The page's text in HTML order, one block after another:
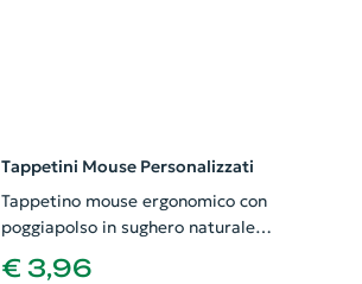
Tappetini Mouse Personalizzati
Tappetino mouse ergonomico con
poggiapolso in sughero naturale
200x223mm
€ 3,96